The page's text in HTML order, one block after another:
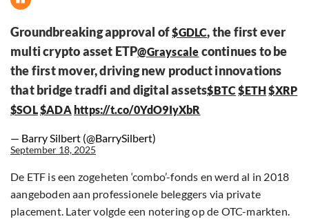
Groundbreaking approval of$GDLC, the first ever
multi crypto asset ETP@Grayscale continues to be
the first mover, driving new product innovations
that bridge tradfi and digital assets$BTC$ETH$XRP
$SOL$ADA https://t.co/0YdO9IyXbR
— Barry Silbert (@BarrySilbert)
September 18, 2025
De ETF is een zogeheten ‘combo’-fonds en werd al in 2018
aangeboden aan professionele beleggers via private
placement. Later volgde een notering op de OTC-markten.